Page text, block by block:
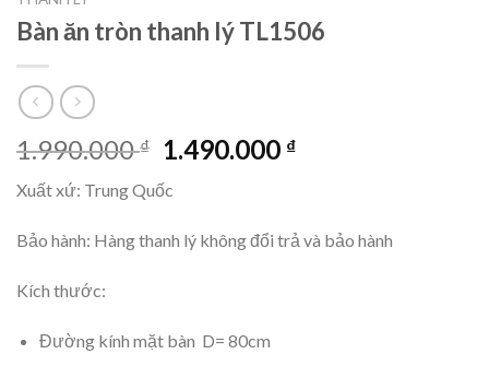
Bàn ăn tròn thanh lý TL1506
1.990.000₫ 1.490.000 ₫
Xuất xứ: Trung Quốc
Bảo hành: Hàng thanh lý không đổi trả và bảo hành
Kích thước:
Đường kính mặt bàn D= 80cm